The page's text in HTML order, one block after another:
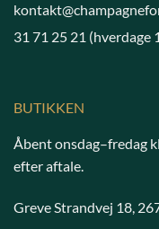
31 71 25 21 (hverdage
BUTIKKEN
Åbent onsdag–fredag
efter aftale.
Greve Strandvej 18,